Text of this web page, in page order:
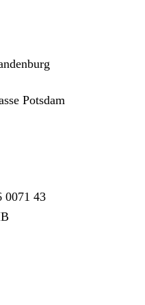
Potsdam
0071 43